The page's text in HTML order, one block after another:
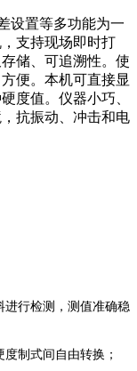
设置等多功能为一
支持现场即时打
储、可追溯性。使
便。本机可直接显
度值。仪器小巧、
抗振动、冲击和电
进行检测，测值准确稳
制式间自由转换；